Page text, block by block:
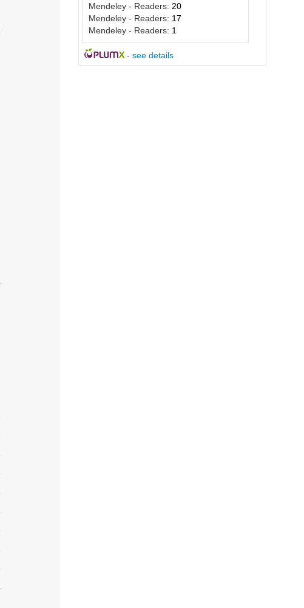
Mendeley - Readers: 20
Mendeley - Readers: 17
Mendeley - Readers: 1
- see details